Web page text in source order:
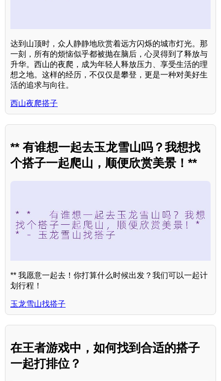
达到山顶时，众人静静地欣赏着远方闪烁的城市灯光。那
一刻，所有的烦恼似乎都被抛在脑后，心灵得到了释放与
升华。西山的夜爬，成为年轻人释放压力、享受生活的理
想之地。这样的经历，不仅仅是攀登，更是一种对美好生
活的追求与向往。
西山夜爬搭子
** 有谁想一起去玉龙雪山吗？我想找
个搭子一起爬山，顺便欣赏美景！**
** 我愿意一起去！你打算什么时候出发？我们可以一起计
划行程！
玉龙雪山找搭子
在王者游戏中，如何找到合适的搭子
一起打排位？